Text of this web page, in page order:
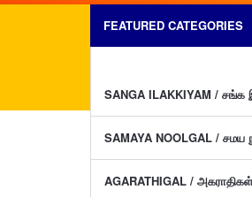
FEATURED CATEGORIES
SANGA ILAKKIYAM / சங்க
SAMAYA NOOLGAL /
AGARATHIGAL / அகராதிகள்
JAMES ALLEN BOOKS/